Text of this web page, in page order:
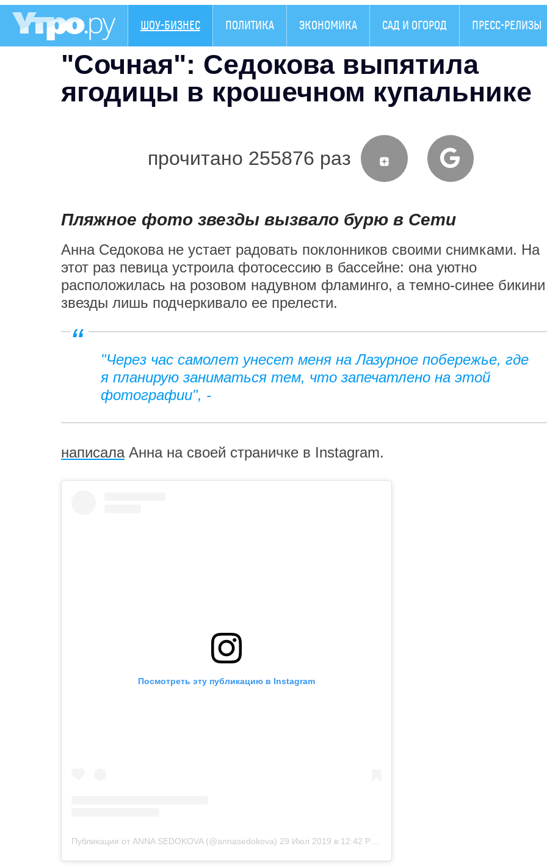
ШОУ-БИЗНЕС ПОЛИТИКА ЭКОНОМИКА САД И ОГОРОД ПРЕСС-РЕЛИЗЫ
"Сочная": Седокова выпятила
ягодицы в крошечном купальнике
прочитано 255876 раз
Пляжное фото звезды вызвало бурю в Сети
Анна Седокова не устает радовать поклонников своими снимками. На
этот раз певица устроила фотосессию в бассейне: она уютно
расположилась на розовом надувном фламинго, а темно-синее бикини
звезды лишь подчеркивало ее прелести.
"Через час самолет унесет меня на Лазурное побережье, где
я планирую заниматься тем, что запечатлено на этой
фотографии", -
написалаАнна на своей страничке в Instagram.
Посмотреть эту публикацию в Instagram
Публикация от ANNA SEDOKOVA (@annasedokova) 29 Июл 2019 в 12:42 PDT